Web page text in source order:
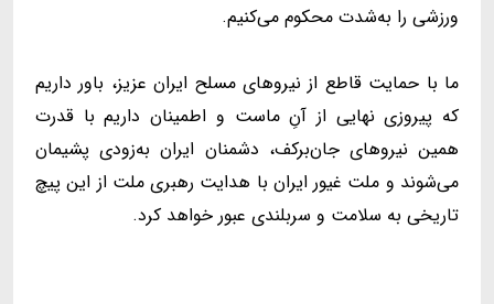
ورزشی را به‌شدت محکوم می‌کنیم.
ما با حمایت قاطع از نیروهای مسلح ایران عزیز، باور داریم
که پیروزی نهایی از آنِ ماست و اطمینان داریم با قدرت
همین نیروهای جان‌برکف، دشمنان ایران به‌زودی پشیمان
می‌شوند و ملت غیور ایران با هدایت رهبری ملت از این پیچ
تاریخی به سلامت و سربلندی عبور خواهد کرد.